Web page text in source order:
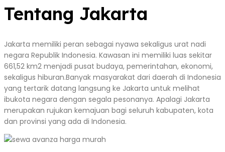
Tentang Jakarta
Jakarta memiliki peran sebagai nyawa sekaligus urat nadi
negara Republik Indonesia. Kawasan ini memiliki luas sekitar
661,52 km2 menjadi pusat budaya, pemerintahan, ekonomi,
sekaligus hiburan.Banyak masyarakat dari daerah di Indonesia
yang tertarik datang langsung ke Jakarta untuk melihat
ibukota negara dengan segala pesonanya. Apalagi Jakarta
merupakan rujukan kemajuan bagi seluruh kabupaten, kota
dan provinsi yang ada di Indonesia.